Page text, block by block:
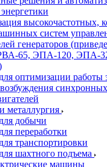
высокочастотных,
систем
генераторов
65, ЭПА-120, ЭПА-
оптимизации работы
синхронных
металлургия
добычи
переработки
транспортировки
шахтного подъема
машины